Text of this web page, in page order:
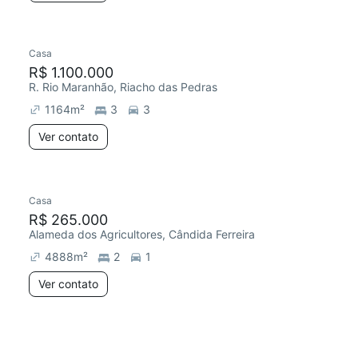
Casa
R$ 1.100.000
R. Rio Maranhão, Riacho das Pedras
1164m² 3
3
Ver contato
Casa
R$ 265.000
Alameda dos Agricultores, Cândida Ferreira
4888m² 2
1
Ver contato